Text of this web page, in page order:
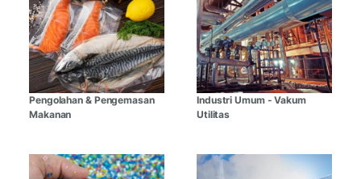
Pengolahan & Pengemasan
Makanan
Industri Umum - Vakum
Utilitas